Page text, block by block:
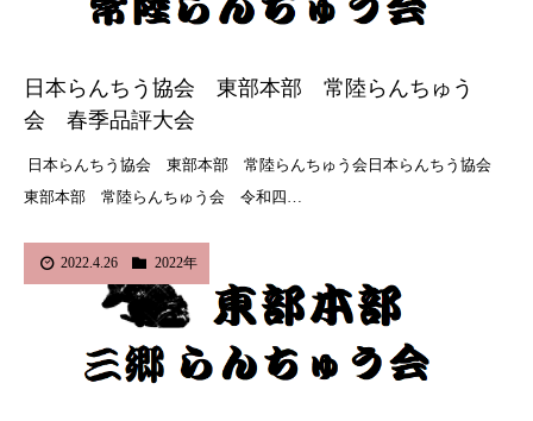
日本らんちう協会 東部本部 常陸らんちゅう
会 春季品評大会
日本らんちう協会 東部本部 常陸らんちゅう会日本らんちう協会
東部本部 常陸らんちゅう会 令和四…
2022.4.26 2022年